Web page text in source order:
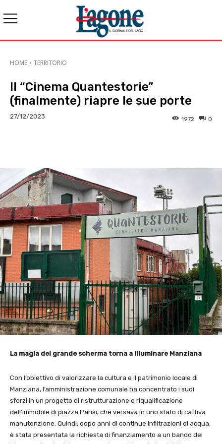
HOME TERRITORIO
Il “Cinema Quantestorie”
(finalmente) riapre le sue porte
27/12/2023 0
1972
La magia del grande scherma torna a illuminare Manziana
Con l’obiettivo di valorizzare la cultura e il patrimonio locale di
Manziana, l’amministrazione comunale ha concentrato i suoi
sforzi in un progetto di ristrutturazione e riqualificazione
dell’immobile di piazza Parisi, che versava in uno stato di cattiva
manutenzione. Quindi, dopo anni di continue infiltrazioni di acqua,
è stata presentata la richiesta di finanziamento a un bando del